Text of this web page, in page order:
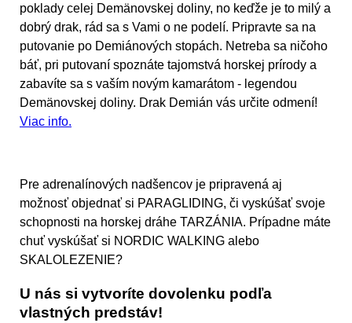
poklady celej Demänovskej doliny, no keďže je to milý a
dobrý drak, rád sa s Vami o ne podelí. Pripravte sa na
putovanie po Demiánových stopách. Netreba sa ničoho
báť, pri putovaní spoznáte tajomstvá horskej prírody a
zabavíte sa s vaším novým kamarátom - legendou
Demänovskej doliny. Drak Demián vás určite odmení!
Viac info.
Pre adrenalínových nadšencov je pripravená aj
možnosť objednať si PARAGLIDING, či vyskúšať svoje
schopnosti na horskej dráhe TARZÁNIA. Prípadne máte
chuť vyskúšať si NORDIC WALKING alebo
SKALOLEZENIE?
U nás si vytvoríte dovolenku podľa
vlastných predstáv!